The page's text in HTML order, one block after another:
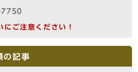
7750
にご注意ください！
の記事